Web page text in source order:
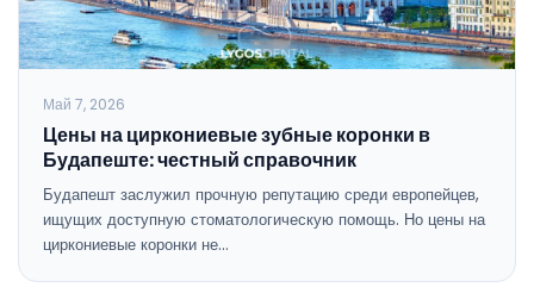
Май 7, 2026
Цены на циркониевые зубные коронки в
Будапеште: честный справочник
Будапешт заслужил прочную репутацию среди европейцев,
ищущих доступную стоматологическую помощь. Но цены на
циркониевые коронки не…